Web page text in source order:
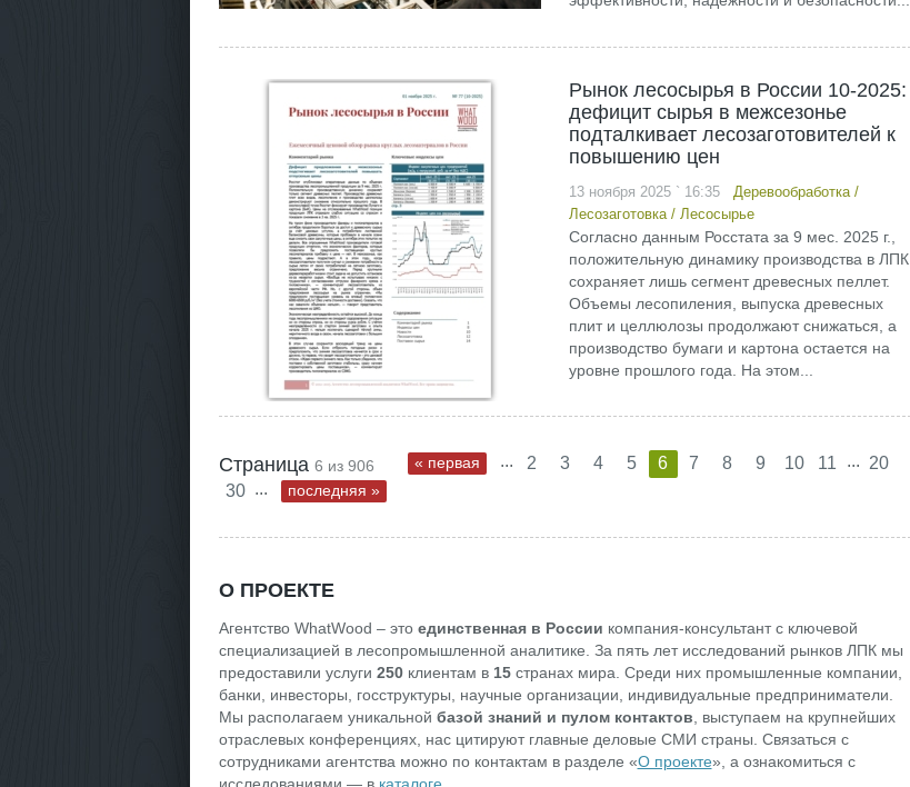
Рынок лесосырья в России 10-2025:
дефицит сырья в межсезонье
подталкивает лесозаготовителей к
повышению цен
13 ноября 2025 ` 16:35 Деревообработка/
Лесозаготовка/ Лесосырье
Согласно данным Росстата за 9 мес. 2025 г.,
положительную динамику производства в ЛПК
сохраняет лишь сегмент древесных пеллет.
Объемы лесопиления, выпуска древесных
плит и целлюлозы продолжают снижаться, а
производство бумаги и картона остается на
уровне прошлого года. На этом...
Страница 6 из 906 « первая ... 2 3 4 5 6 7 8 9 10 11 ... 20
30 ... последняя »
О ПРОЕКТЕ
Агентство WhatWood – это единственная в России компания-консультант с ключевой
специализацией в лесопромышленной аналитике. За пять лет исследований рынков ЛПК мы
предоставили услуги 250клиентам в 15странах мира. Среди них промышленные компании,
банки, инвесторы, госструктуры, научные организации, индивидуальные предприниматели.
Мы располагаем уникальной базой знаний и пулом контактов , выступаем на крупнейших
отраслевых конференциях, нас цитируют главные деловые СМИ страны. Связаться с
сотрудниками агентства можно по контактам в разделе «О проекте», а ознакомиться с